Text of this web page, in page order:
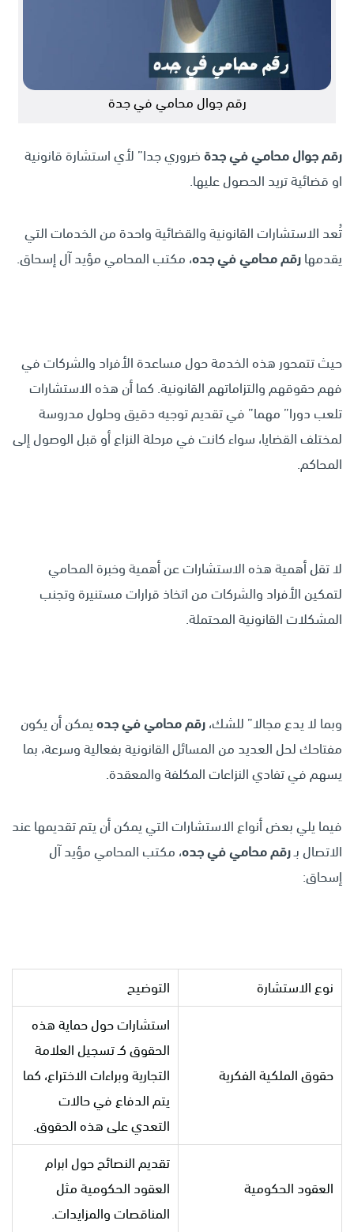
رقم جوال محامي في جدة
رقم جوال محامي في جدةضروري جدا” لأي استشارة قانونية
او قضائية تريد الحصول عليها.
تُعد الاستشارات القانونية والقضائية واحدة من الخدمات التي
يقدمهارقم محامي في جده، مكتب المحامي مؤيد آل إسحاق.
حيث تتمحور هذه الخدمة حول مساعدة الأفراد والشركات في
فهم حقوقهم والتزاماتهم القانونية. كما أن هذه الاستشارات
تلعب دورا” مهما” في تقديم توجيه دقيق وحلول مدروسة
لمختلف القضايا، سواء كانت في مرحلة النزاع أو قبل الوصول إلى
المحاكم.
لا تقل أهمية هذه الاستشارات عن أهمية وخبرة المحامي
لتمكين الأفراد والشركات من اتخاذ قرارات مستنيرة وتجنب
المشكلات القانونية المحتملة.
وبما لا يدع مجالا” للشك،رقم محامي في جدهيمكن أن يكون
مفتاحك لحل العديد من المسائل القانونية بفعالية وسرعة، بما
يسهم في تفادي النزاعات المكلفة والمعقدة.
فيما يلي بعض أنواع الاستشارات التي يمكن أن يتم تقديمها عند
الاتصال بـرقم محامي في جده، مكتب المحامي مؤيد آل
إسحاق:
نوع الاستشارة التوضيح
حقوق الملكية الفكرية
استشارات حول حماية هذه
الحقوق كـ تسجيل العلامة
التجارية وبراءات الاختراع، كما
يتم الدفاع في حالات
التعدي على هذه الحقوق.
العقود الحكومية
تقديم النصائح حول ابرام
العقود الحكومية مثل
المناقصات والمزايدات.